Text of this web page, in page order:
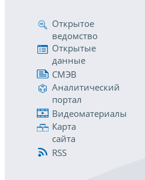
Открытое
ведомство
Открытые
данные
СМЭВ
Аналитический
портал
Видеоматериалы
Карта
сайта
RSS